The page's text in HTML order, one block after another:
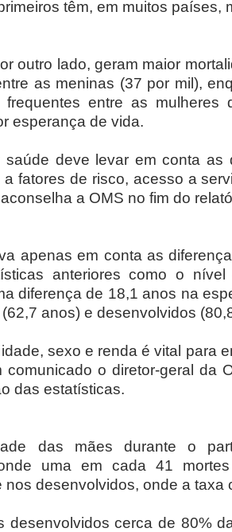
têm, em muitos países,
outro lado, geram maior
as meninas (37 por mil),
entre as mulheres
esperança de vida.
saúde deve levar em conta as
fatores de risco, acesso a
a OMS no fim do
apenas em conta as
anteriores como o
diferença de 18,1 anos na
anos) e desenvolvidos
sexo e renda é vital para
comunicado o diretor-geral da
das estatísticas.
das mães durante o
uma em cada 41
nos desenvolvidos, onde a taxa
desenvolvidos cerca de 80%